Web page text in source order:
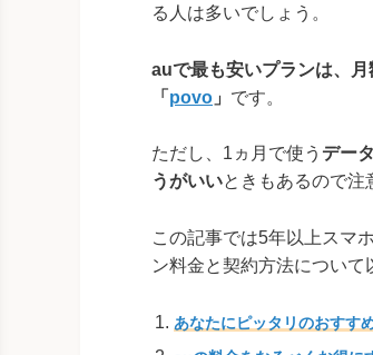
る人は多いでしょう。
auで最も安いプランは、
「 povo 」 です。
ただし、1ヵ月で使う デー
うがいいときもあるので注
この記事では5年以上スマ
ン料金と契約方法について
あなたにピッタリのおすす